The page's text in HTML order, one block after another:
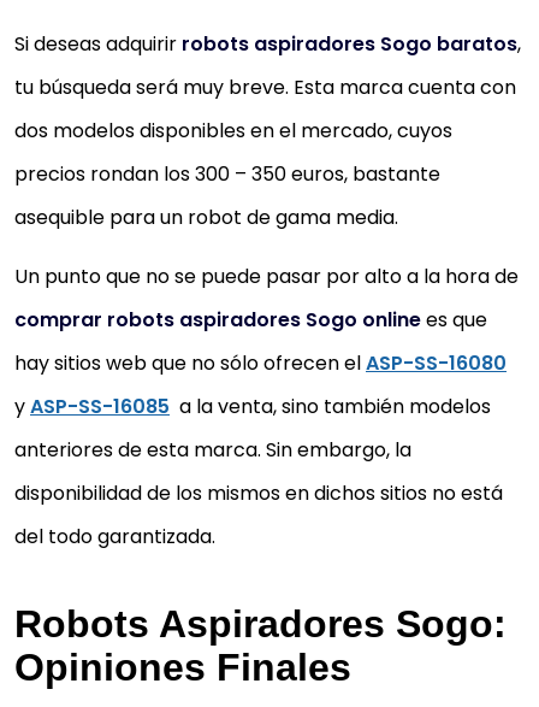
Si deseas adquirir robots aspiradores Sogo baratos,
tu búsqueda será muy breve. Esta marca cuenta con
dos modelos disponibles en el mercado, cuyos
precios rondan los 300 – 350 euros, bastante
asequible para un robot de gama media.
Un punto que no se puede pasar por alto a la hora de
comprar robots aspiradores Sogo onlinees que
hay sitios web que no sólo ofrecen elASP-SS-16080
yASP-SS-16085 a la venta, sino también modelos
anteriores de esta marca. Sin embargo, la
disponibilidad de los mismos en dichos sitios no está
del todo garantizada.
Robots Aspiradores Sogo:
Opiniones Finales